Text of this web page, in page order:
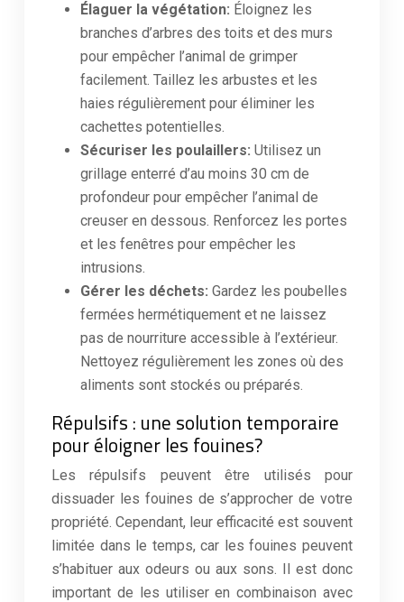
Élaguer la végétation: Éloignez les
branches d’arbres des toits et des murs
pour empêcher l’animal de grimper
facilement. Taillez les arbustes et les
haies régulièrement pour éliminer les
cachettes potentielles.
Sécuriser les poulaillers: Utilisez un
grillage enterré d’au moins 30 cm de
profondeur pour empêcher l’animal de
creuser en dessous. Renforcez les portes
et les fenêtres pour empêcher les
intrusions.
Gérer les déchets: Gardez les poubelles
fermées hermétiquement et ne laissez
pas de nourriture accessible à l’extérieur.
Nettoyez régulièrement les zones où des
aliments sont stockés ou préparés.
Répulsifs : une solution temporaire
pour éloigner les fouines?
Les répulsifs peuvent être utilisés pour
dissuader les fouines de s’approcher de votre
propriété. Cependant, leur efficacité est souvent
limitée dans le temps, car les fouines peuvent
s’habituer aux odeurs ou aux sons. Il est donc
important de les utiliser en combinaison avec